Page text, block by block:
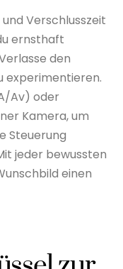
Verschlusszeit
ernsthaft
den
experimentieren.
Av) oder
Kamera, um
Steuerung
jeder bewussten
einen